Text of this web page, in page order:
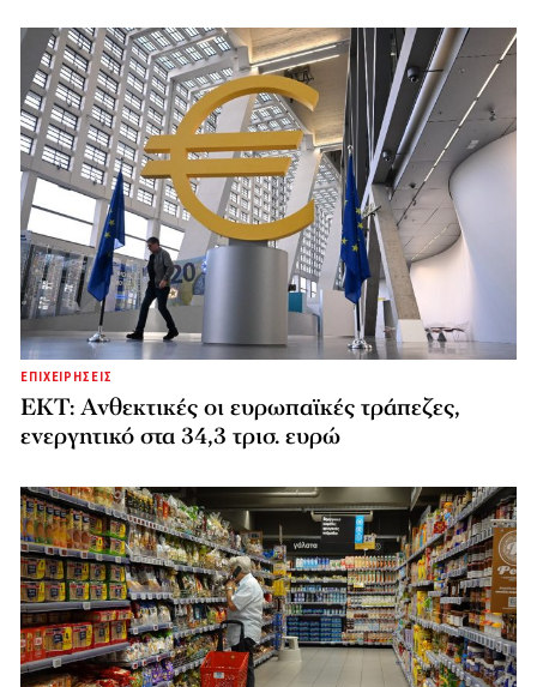
ΕΠΙΧΕΙΡΗΣΕΙΣ
ΕΚΤ: Ανθεκτικές οι ευρωπαϊκές τράπεζες,
ενεργητικό στα 34,3 τρισ. ευρώ